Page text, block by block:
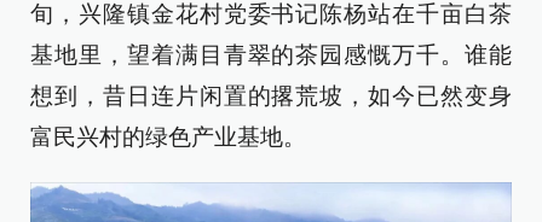
旬，兴隆镇金花村党委书记陈杨站在千亩白茶
基地里，望着满目青翠的茶园感慨万千。谁能
想到，昔日连片闲置的撂荒坡，如今已然变身
富民兴村的绿色产业基地。